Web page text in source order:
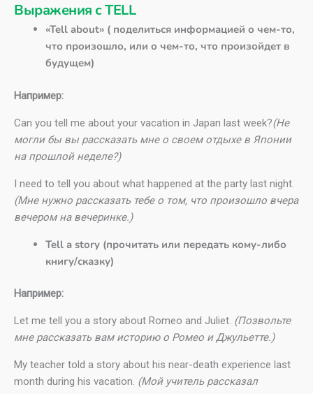
Выражения с TELL
«Tell about» ( поделиться информацией о чем-то,
что произошло, или о чем-то, что произойдет в
будущем)
Например:
Can you tell me about your vacation in Japan last week?(Не
могли бы вы рассказать мне о своем отдыхе в Японии
на прошлой неделе?)
I need to tell you about what happened at the party last night.
(Мне нужно рассказать тебе о том, что произошло вчера
вечером на вечеринке.)
Tell a story (прочитать или передать кому-либо
книгу/сказку)
Например:
Let me tell you a story about Romeo and Juliet. (Позвольте
мне рассказать вам историю о Ромео и Джульетте.)
My teacher told a story about his near-death experience last
month during his vacation. (Мой учитель рассказал